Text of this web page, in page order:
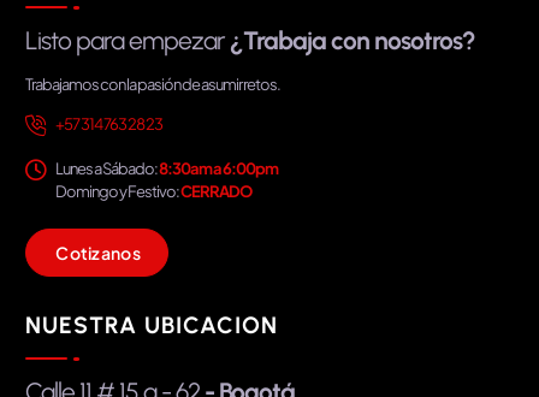
Listo para empezar ¿Trabaja con nosotros?
Trabajamos con la pasión de asumir retos.
+57 314 763 28 23
Lunes a Sábado:8:30am a 6:00pm
Domingo y Festivo:CERRADO
Cotizanos
NUESTRA UBICACION